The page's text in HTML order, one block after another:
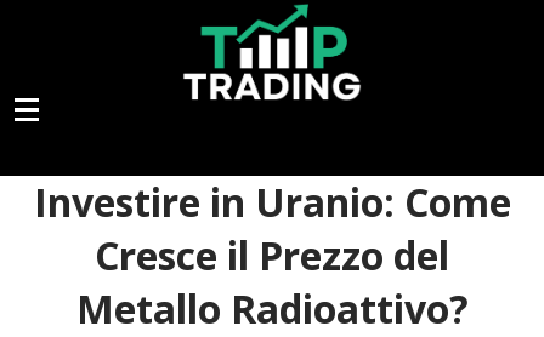
Investire in Uranio: Come
Cresce il Prezzo del
Metallo Radioattivo?